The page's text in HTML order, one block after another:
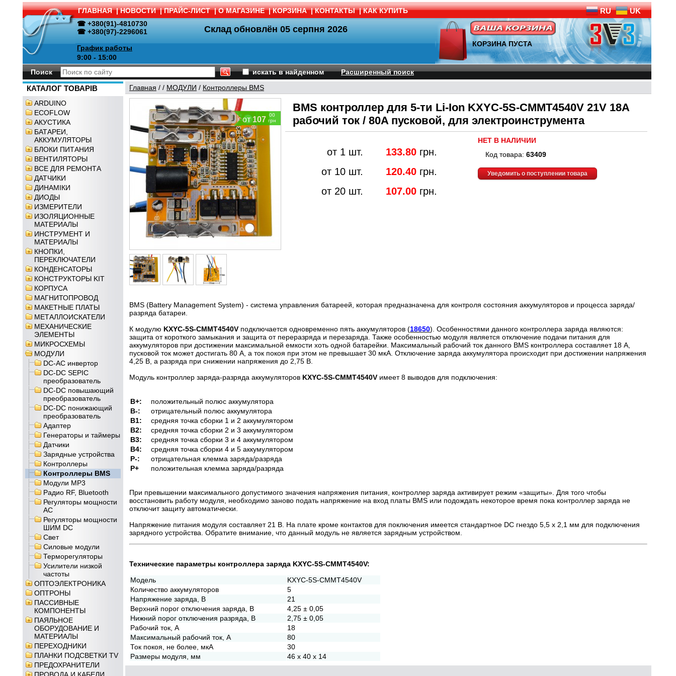
ГЛАВНАЯ | НОВОСТИ | ПРАЙС-ЛИСТ | О МАГАЗИНЕ | КОРЗИНА | КОНТАКТЫ | КАК КУПИТЬ RU UK
☎ +380(91)-4810730
☎ +380(97)-2296061
График работы
9:00 - 15:00
Склад обновлён 05 серпня 2026
КОРЗИНА ПУСТА
Поиск искать в найденном Расширенный поиск
КАТАЛОГ ТОВАРІВ
ARDUINO
ECOFLOW
АКУСТИКА
БАТАРЕИ,
АККУМУЛЯТОРЫ
БЛОКИ ПИТАНИЯ
ВЕНТИЛЯТОРЫ
ВСЕ ДЛЯ РЕМОНТА
ДАТЧИКИ
ДИНАМІКИ
ДИОДЫ
ИЗМЕРИТЕЛИ
ИЗОЛЯЦИОННЫЕ
МАТЕРИАЛЫ
ИНСТРУМЕНТ И
МАТЕРИАЛЫ
КНОПКИ,
ПЕРЕКЛЮЧАТЕЛИ
КОНДЕНСАТОРЫ
КОНСТРУКТОРЫ KIT
КОРПУСА
МАГНИТОПРОВОД
МАКЕТНЫЕ ПЛАТЫ
МЕТАЛЛОИСКАТЕЛИ
МЕХАНИЧЕСКИЕ
ЭЛЕМЕНТЫ
МИКРОСХЕМЫ
МОДУЛИ
DC-AC инвертор
DC-DC SEPIC
преобразователь
DC-DC повышающий
преобразователь
DC-DC понижающий
преобразователь
Адаптер
Генераторы и таймеры
Датчики
Зарядные устройства
Контроллеры
Контроллеры BMS
Модули MP3
Радио RF, Bluetooth
Регуляторы мощности
AC
Регуляторы мощности
ШИМ DC
Свет
Силовые модули
Терморегуляторы
Усилители низкой
частоты
ОПТОЭЛЕКТРОНИКА
ОПТРОНЫ
ПАССИВНЫЕ
КОМПОНЕНТЫ
ПАЯЛЬНОЕ
ОБОРУДОВАНИЕ И
МАТЕРИАЛЫ
ПЕРЕХОДНИКИ
ПЛАНКИ ПОДСВЕТКИ TV
ПРЕДОХРАНИТЕЛИ
Главная / / МОДУЛИ / Контроллеры BMS
от107
00
грн
BMS контроллер для 5-ти Li-Ion KXYC-5S-CMMT4540V 21V 18A
рабочий ток / 80A пусковой, для электроинструмента
от 1 шт. 133.80 грн.
от 10 шт.
120.40 грн.
от 20 шт.
107.00 грн.
НЕТ В НАЛИЧИИ
Код товара: 63409
Уведомить о поступлении товара
BMS (Battery Management System) - система управления батареей, которая предназначена для контроля состояния аккумуляторов и процесса заряда/
разряда батареи.
К модулю KXYC-5S-CMMT4540V подключается одновременно пять аккумуляторов (18650). Особенностями данного контроллера заряда являются:
защита от короткого замыкания и защита от переразряда и перезаряда. Также особенностью модуля является отключение подачи питания для
аккумуляторов при достижении максимальной емкости хоть одной батарейки. Максимальный рабочий ток данного BMS контроллера составляет 18 А,
пусковой ток может достигать 80 А, а ток покоя при этом не превышает 30 мкА. Отключение заряда аккумулятора происходит при достижении напряжения
4,25 В, а разряда при снижении напряжения до 2,75 В.
Модуль контроллер заряда-разряда аккумуляторов KXYC-5S-CMMT4540V имеет 8 выводов для подключения:
B+:
положительный полюс аккумулятора
B-:
отрицательный полюс аккумулятора
B1:
средняя точка сборки 1 и 2 аккумулятором
B2:
средняя точка сборки 2 и 3 аккумулятором
B3:
средняя точка сборки 3 и 4 аккумулятором
B4:
средняя точка сборки 4 и 5 аккумулятором
P-:
отрицательная клемма заряда/разряда
P+
положительная клемма заряда/разряда
При превышении максимального допустимого значения напряжения питания, контроллер заряда активирует режим «защиты». Для того чтобы
восстановить работу модуля, необходимо заново подать напряжение на вход платы BMS или подождать некоторое время пока контроллер заряда не
отключит защиту автоматически.
Напряжение питания модуля составляет 21 В. На плате кроме контактов для поключения имеется стандартное DC гнездо 5,5 х 2,1 мм для подключения
зарядного устройства. Обратите внимание, что данный модуль не является зарядным устройством.
Технические параметры контроллера заряда KXYC-5S-CMMT4540V:
Модель
KXYC-5S-CMMT4540V
Количество аккумуляторов
5
Напряжение заряда, В
21
Верхний порог отключения заряда, В
4,25 ± 0,05
Нижний порог отключения разряда, В
2,75 ± 0,05
Рабочий ток, А
18
Максимальный рабочий ток, А
80
Ток покоя, не более, мкА
30
Размеры модуля, мм
46 x 40 x 14